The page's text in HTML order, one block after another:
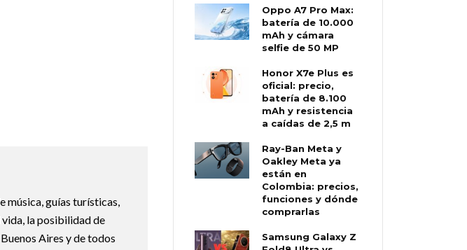
música, guías turísticas,
la posibilidad de
Aires y de todos
Oppo A7 Pro Max:
batería de 10.000
mAh y cámara
selfie de 50 MP
Honor X7e Plus es
oficial: precio,
batería de 8.100
mAh y resistencia
a caídas de 2,5 m
Ray-Ban Meta y
Oakley Meta ya
están en
Colombia: precios,
funciones y dónde
comprarlas
Samsung Galaxy Z